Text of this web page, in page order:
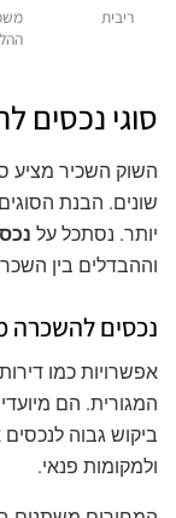
ריבית
סוגי נכסים
השוק השכיר מציע
שונים. הבנת
יותר. נסתכל על
וההבדלים בין
נכסים להשכרה
אפשרויות כמו
המגורית. הם
ביקוש גבוה
ולמקומות פנאי.